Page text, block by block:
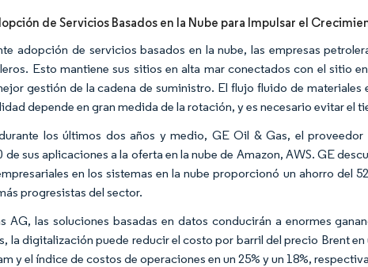
de Servicios Basados en la Nube para Impulsar el
adopción de servicios basados en la nube, las empresas
Esto mantiene sus sitios en alta mar conectados con el sitio
gestión de la cadena de suministro. El flujo fluido de
depende en gran medida de la rotación, y es necesario evitar el
los últimos dos años y medio, GE Oil & Gas, el
de sus aplicaciones a la oferta en la nube de Amazon, AWS. GE
en los sistemas en la nube proporcionó un ahorro del
progresistas del sector.
AG, las soluciones basadas en datos conducirán a enormes
la digitalización puede reducir el costo por barril del precio Brent
y el índice de costos de operaciones en un 25% y un 18%,